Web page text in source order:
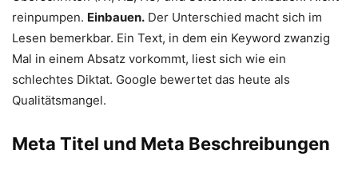
reinpumpen. Einbauen. Der Unterschied macht sich im
Lesen bemerkbar. Ein Text, in dem ein Keyword zwanzig
Mal in einem Absatz vorkommt, liest sich wie ein
schlechtes Diktat. Google bewertet das heute als
Qualitätsmangel.
Meta Titel und Meta Beschreibungen